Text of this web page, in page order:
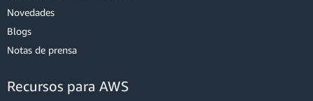
Novedades
Blogs
Notas de prensa
Recursos para AWS